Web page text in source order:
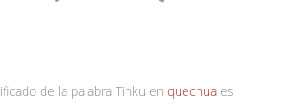
de la palabra Tinku en quechua es